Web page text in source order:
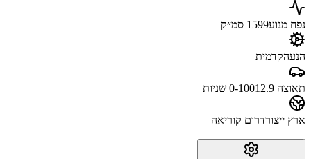
נפח מנוע1599 סמ״ק
הנעהקדמית
תאוצה 0-100 12.9 שניות
ארץ ייצורדרום קוריאה